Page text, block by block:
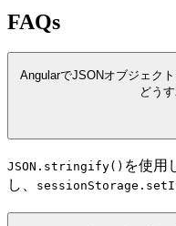
FAQs
AngularでJSONオブジェク
どう
JSON.stringify() を使用
し、